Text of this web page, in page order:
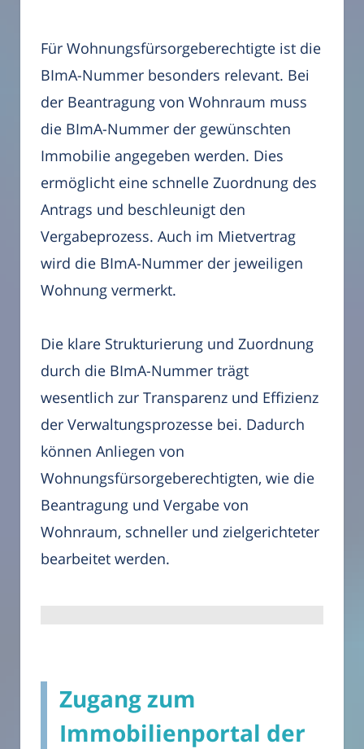
Für Wohnungsfürsorgeberechtigte ist die
BImA-Nummer besonders relevant. Bei
der Beantragung von Wohnraum muss
die BImA-Nummer der gewünschten
Immobilie angegeben werden. Dies
ermöglicht eine schnelle Zuordnung des
Antrags und beschleunigt den
Vergabeprozess. Auch im Mietvertrag
wird die BImA-Nummer der jeweiligen
Wohnung vermerkt.
Die klare Strukturierung und Zuordnung
durch die BImA-Nummer trägt
wesentlich zur Transparenz und Effizienz
der Verwaltungsprozesse bei. Dadurch
können Anliegen von
Wohnungsfürsorgeberechtigten, wie die
Beantragung und Vergabe von
Wohnraum, schneller und zielgerichteter
bearbeitet werden.
Zugang zum
Immobilienportal der